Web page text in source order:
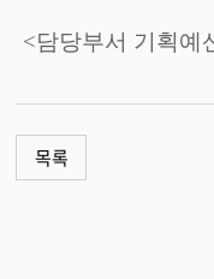
<담당부서 기획예
목록